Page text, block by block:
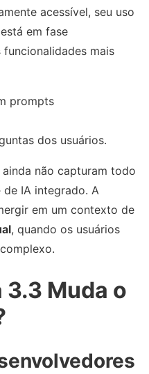
acessível, seu uso
em fase
mais
prompts
dos usuários.
não capturam todo
IA integrado. A
em um contexto de
, quando os usuários
3.3 Muda o